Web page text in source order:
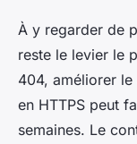
À y regarder de
reste le levier le
404, améliorer
en HTTPS peut
semaines. Le